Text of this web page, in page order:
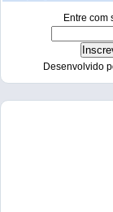
Entre com
Desenvolvido